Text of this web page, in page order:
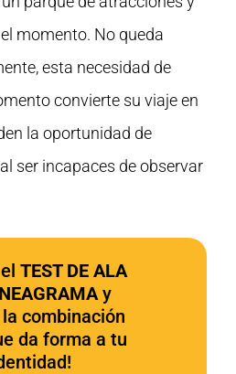
momento. No queda
esta necesidad de
convierte su viaje en
la oportunidad de
ser incapaces de observar
TEST DE ALA
y
combinación
da forma a tu